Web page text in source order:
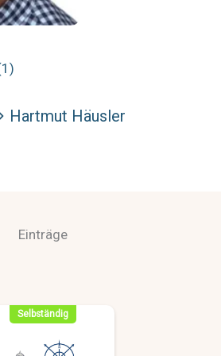
Hartmut Häusler
Einträge
Selbständig